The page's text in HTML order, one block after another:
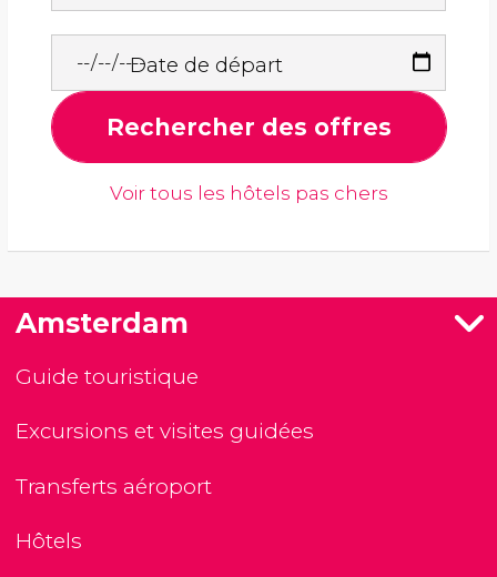
Date de départ
Rechercher des offres
Voir tous les hôtels pas chers
Amsterdam
Guide touristique
Excursions et visites guidées
Transferts aéroport
Hôtels